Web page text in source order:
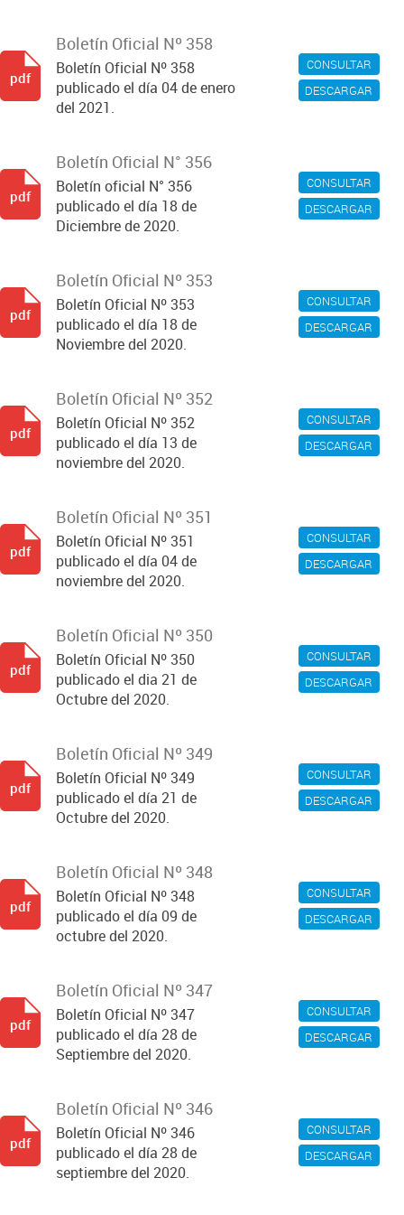
CONSULTAR
DESCARGAR
Boletín Oficial Nº 358
Boletín Oficial Nº 358
publicado el día 04 de enero
del 2021.
pdf
CONSULTAR
DESCARGAR
Boletín Oficial N° 356
Boletín oficial N° 356
publicado el día 18 de
Diciembre de 2020.
pdf
CONSULTAR
DESCARGAR
Boletín Oficial Nº 353
Boletín Oficial Nº 353
publicado el día 18 de
Noviembre del 2020.
pdf
CONSULTAR
DESCARGAR
Boletín Oficial Nº 352
Boletín Oficial Nº 352
publicado el día 13 de
noviembre del 2020.
pdf
CONSULTAR
DESCARGAR
Boletín Oficial Nº 351
Boletín Oficial Nº 351
publicado el día 04 de
noviembre del 2020.
pdf
CONSULTAR
DESCARGAR
Boletín Oficial Nº 350
Boletín Oficial Nº 350
publicado el dia 21 de
Octubre del 2020.
pdf
CONSULTAR
DESCARGAR
Boletín Oficial Nº 349
Boletín Oficial Nº 349
publicado el día 21 de
Octubre del 2020.
pdf
CONSULTAR
DESCARGAR
Boletín Oficial Nº 348
Boletín Oficial Nº 348
publicado el día 09 de
octubre del 2020.
pdf
CONSULTAR
DESCARGAR
Boletín Oficial Nº 347
Boletín Oficial Nº 347
publicado el día 28 de
Septiembre del 2020.
pdf
CONSULTAR
DESCARGAR
Boletín Oficial Nº 346
Boletín Oficial Nº 346
publicado el día 28 de
septiembre del 2020.
pdf